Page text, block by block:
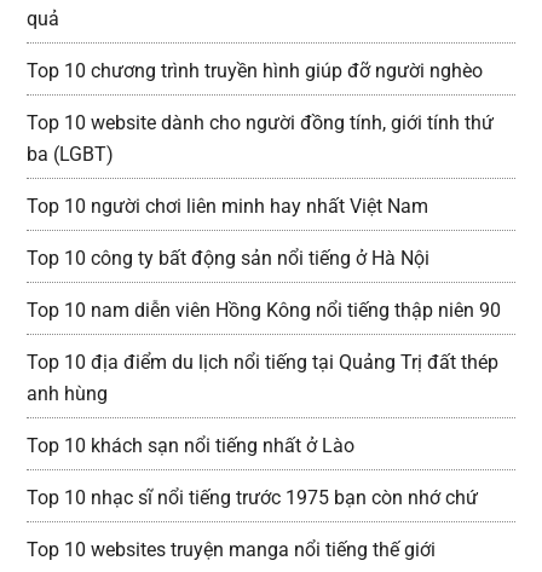
quả
Top 10 chương trình truyền hình giúp đỡ người nghèo
Top 10 website dành cho người đồng tính, giới tính thứ
ba (LGBT)
Top 10 người chơi liên minh hay nhất Việt Nam
Top 10 công ty bất động sản nổi tiếng ở Hà Nội
Top 10 nam diễn viên Hồng Kông nổi tiếng thập niên 90
Top 10 địa điểm du lịch nổi tiếng tại Quảng Trị đất thép
anh hùng
Top 10 khách sạn nổi tiếng nhất ở Lào
Top 10 nhạc sĩ nổi tiếng trước 1975 bạn còn nhớ chứ
Top 10 websites truyện manga nổi tiếng thế giới